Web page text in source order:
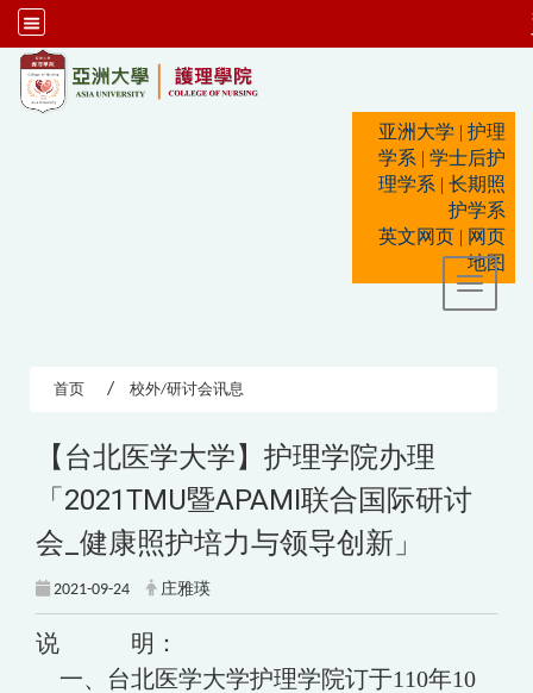
亚洲大学 | 护理
学系 | 学士后护
理学系 | 长期照
护学系
英文网页 | 网页
地图
Toggle
首页 校外/研讨会讯息
【台北医学大学】护理学院办理
「2021TMU暨APAMI联合国际研讨
会_健康照护培力与领导创新」
2021-09-24 庄雅瑛
说 明：
一、台北医学大学护理学院订于110年10